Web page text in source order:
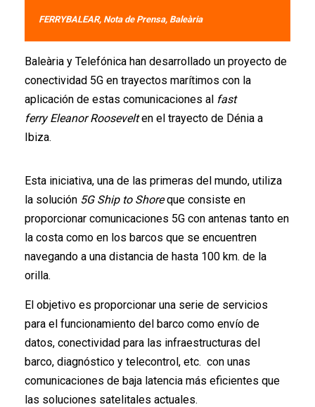
FERRYBALEAR, Nota de Prensa, Baleària
Baleària y Telefónica han desarrollado un proyecto de
conectividad 5G en trayectos marítimos con la
aplicación de estas comunicaciones al fast
ferry Eleanor Roosevelten el trayecto de Dénia a
Ibiza.
Esta iniciativa, una de las primeras del mundo, utiliza
la solución 5G Ship to Shoreque consiste en
proporcionar comunicaciones 5G con antenas tanto en
la costa como en los barcos que se encuentren
navegando a una distancia de hasta 100 km. de la
orilla.
El objetivo es proporcionar una serie de servicios
para el funcionamiento del barco como envío de
datos, conectividad para las infraestructuras del
barco, diagnóstico y telecontrol, etc. con unas
comunicaciones de baja latencia más eficientes que
las soluciones satelitales actuales.